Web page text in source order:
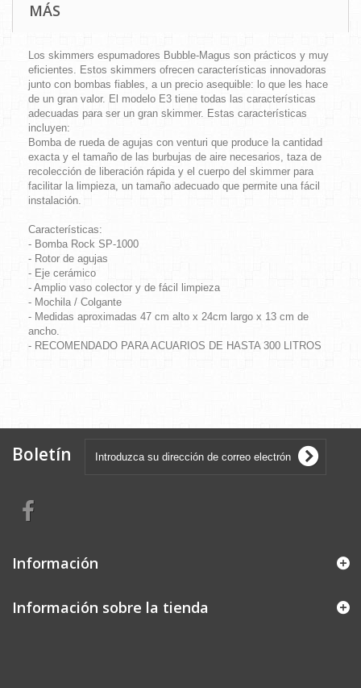
MÁS
Los skimmers espumadores Bubble-Magus son prácticos y muy
eficientes. Estos skimmers ofrecen características innovadoras
junto con bombas fiables, a un precio asequible: lo que les hace
de un gran valor. El modelo E3 tiene todas las características
adecuadas para ser un gran skimmer. Estas características
incluyen:
Bomba de rueda de agujas con venturi que produce la cantidad
exacta y el tamaño de las burbujas de aire necesarios, taza de
recolección de liberación rápida y el cuerpo del skimmer para
facilitar la limpieza, un tamaño adecuado que permite una fácil
instalación.
Características:
- Bomba Rock SP-1000
- Rotor de agujas
- Eje cerámico
- Amplio vaso colector y de fácil limpieza
- Mochila / Colgante
- Medidas aproximadas 47 cm alto x 24cm largo x 13 cm de
ancho.
- RECOMENDADO PARA ACUARIOS DE HASTA 300 LITROS
Boletín
Información
Información sobre la tienda